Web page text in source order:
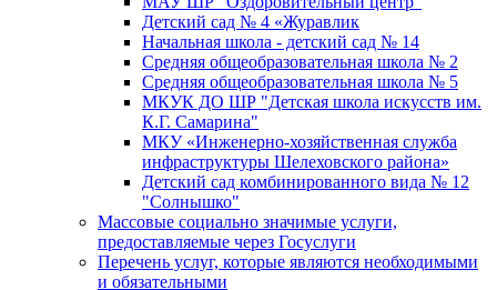
Детский сад № 4 «Журавлик
Начальная школа - детский сад № 14
Средняя общеобразовательная школа № 2
Средняя общеобразовательная школа № 5
МКУК ДО ШР "Детская школа искусств им.
К.Г. Самарина"
МКУ «Инженерно-хозяйственная служба
инфраструктуры Шелеховского района»
Детский сад комбинированного вида № 12
"Солнышко"
Массовые социально значимые услуги,
предоставляемые через Госуслуги
Перечень услуг, которые являются необходимыми
и обязательными